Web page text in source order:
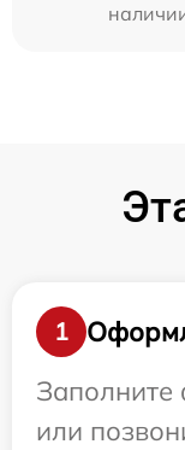
1
Заполните
или